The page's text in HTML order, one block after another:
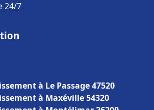
24/7
à Le Passage 47520
à Maxéville 54320